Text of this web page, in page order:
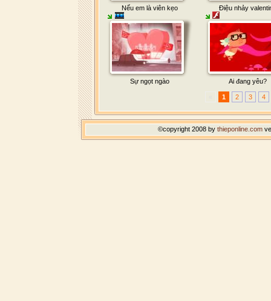
Nếu em là viên kẹo Điệu nhảy
Sự ngọt ngào Ai đang yêu?
1 2 3 4
©copyright 2008 by thieponline.com